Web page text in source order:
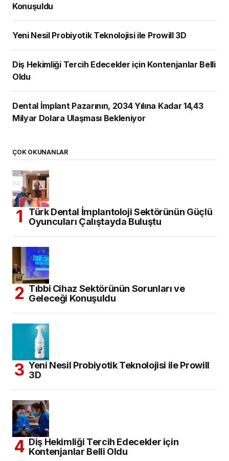
Konuşuldu
Yeni Nesil Probiyotik Teknolojisi ile Prowill 3D
Diş Hekimliği Tercih Edecekler için Kontenjanlar Belli
Oldu
Dental İmplant Pazarının, 2034 Yılına Kadar 14,43
Milyar Dolara Ulaşması Bekleniyor
ÇOK OKUNANLAR
Türk Dental İmplantoloji Sektörünün Güçlü
Oyuncuları Çalıştayda Buluştu
Tıbbi Cihaz Sektörünün Sorunları ve
Geleceği Konuşuldu
Yeni Nesil Probiyotik Teknolojisi ile Prowill
3D
Diş Hekimliği Tercih Edecekler için
Kontenjanlar Belli Oldu